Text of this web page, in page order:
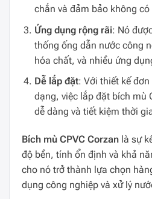
chắn và đảm bảo không có
Ứng dụng rộng rãi: Nó
thống ống dẫn nước công
hóa chất, và nhiều ứng
Dễ lắp đặt: Với thiết kế
dạng, việc lắp đặt bích mù
dễ dàng và tiết kiệm thời
Bích mù CPVC Corzan là sự
độ bền, tính ổn định và khả
cho nó trở thành lựa chọn
dụng công nghiệp và xử lý